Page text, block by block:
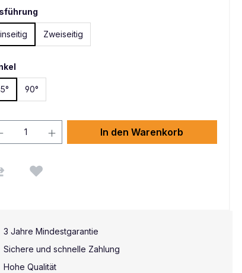
Zweiseitig
90°
In den Warenkorb
3 Jahre Mindestgarantie
Sichere und schnelle Zahlung
Hohe Qualität